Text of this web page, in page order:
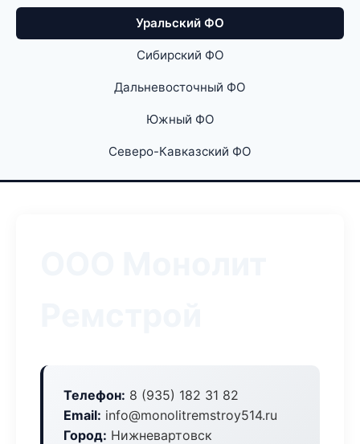
Уральский ФО
Сибирский ФО
Дальневосточный ФО
Южный ФО
Северо-Кавказский ФО
Телефон: 8 (935) 182 31 82
Email: info@monolitremstroy514.ru
Город: Нижневартовск